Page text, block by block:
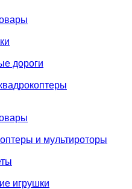
дороги
и мультироторы
игрушки